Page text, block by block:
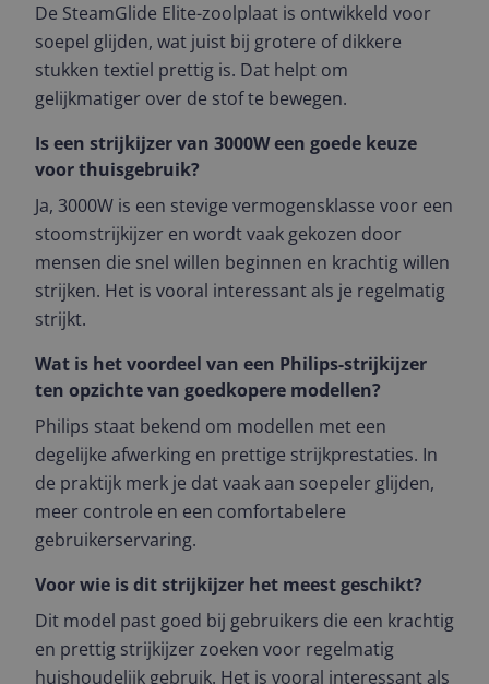
De SteamGlide Elite-zoolplaat is ontwikkeld voor
soepel glijden, wat juist bij grotere of dikkere
stukken textiel prettig is. Dat helpt om
gelijkmatiger over de stof te bewegen.
Is een strijkijzer van 3000W een goede keuze
voor thuisgebruik?
Ja, 3000W is een stevige vermogensklasse voor een
stoomstrijkijzer en wordt vaak gekozen door
mensen die snel willen beginnen en krachtig willen
strijken. Het is vooral interessant als je regelmatig
strijkt.
Wat is het voordeel van een Philips-strijkijzer
ten opzichte van goedkopere modellen?
Philips staat bekend om modellen met een
degelijke afwerking en prettige strijkprestaties. In
de praktijk merk je dat vaak aan soepeler glijden,
meer controle en een comfortabelere
gebruikerservaring.
Voor wie is dit strijkijzer het meest geschikt?
Dit model past goed bij gebruikers die een krachtig
en prettig strijkijzer zoeken voor regelmatig
huishoudelijk gebruik. Het is vooral interessant als